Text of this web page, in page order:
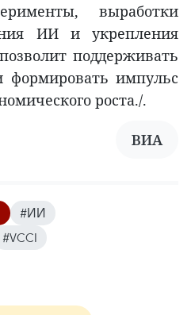
выработки
ИИ и укрепления
поддерживать
импульс
роста./.
ВИА
#ИИ
#VCCI